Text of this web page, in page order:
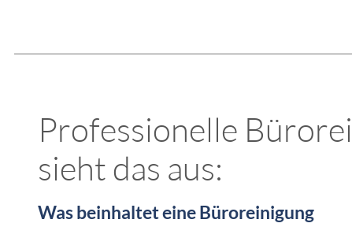
Professionelle
sieht das aus:
Was beinhaltet eine Büroreinigung